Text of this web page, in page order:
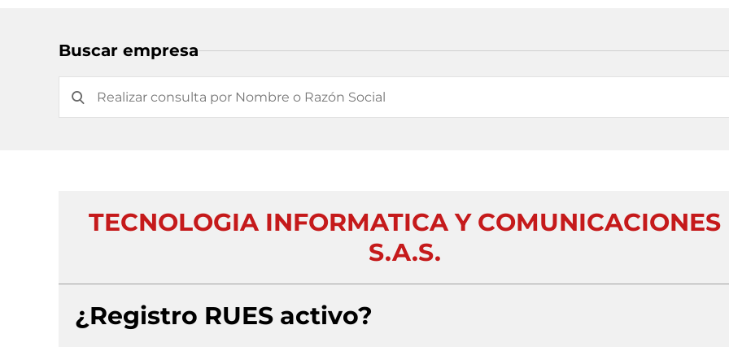
Buscar empresa
TECNOLOGIA INFORMATICA Y COMUNICACIONES
S.A.S.
¿Registro RUES activo?